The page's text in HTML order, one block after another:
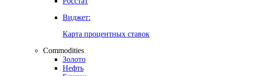
Макроэкономика
Страницы стран
Макроэкономика
Росстат
Виджет:
Карта процентных ставок